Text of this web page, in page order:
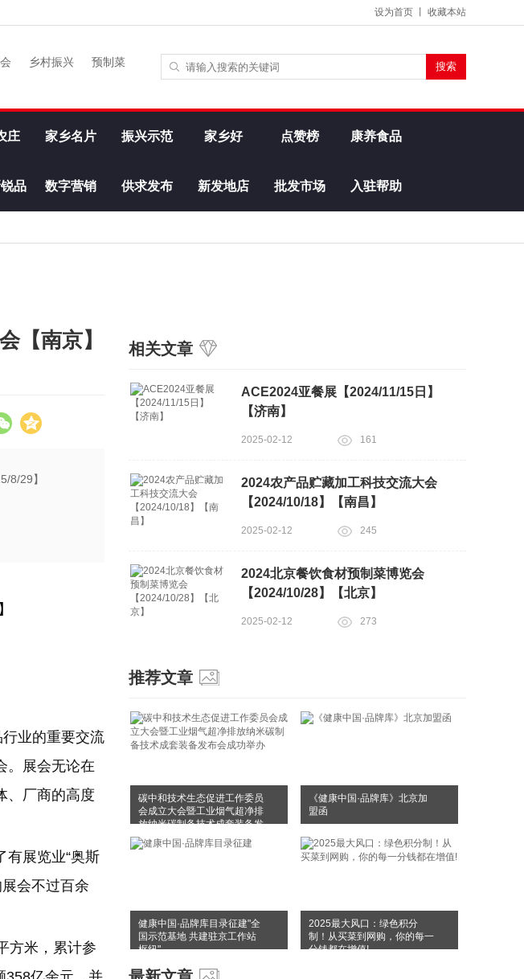
设为首页 收藏本站
乡村振兴 预制菜
庄 家乡名片 振兴示范 家乡好 点赞榜 康养食品
品 数字营销 供求发布 新发地店 批发市场 入驻帮助
【南京】
8/29】
业的重要交流
。展会无论在
、厂商的高度
有展览业“奥斯
会不过百余
方米，累计参
相关文章
ACE2024亚餐展【2024/11/15日】
【济南】
2025-02-12 161
2024农产品贮藏加工科技交流大会
【2024/10/18】【南昌】
2025-02-12 245
2024北京餐饮食材预制菜博览会
【2024/10/28】【北京】
2025-02-12 273
推荐文章
碳中和技术生态促进工作委员
会成立大会暨工业烟气超净排
放纳米碳制备技术成套装备发
布会成功举办
《健康中国·品牌库》北京加
盟函
健康中国·品牌库目录征建"全
国示范基地 共建驻京工作站
枢纽"
2025最大风口：绿色积分
制！从买菜到网购，你的每一
分钱都在增值!